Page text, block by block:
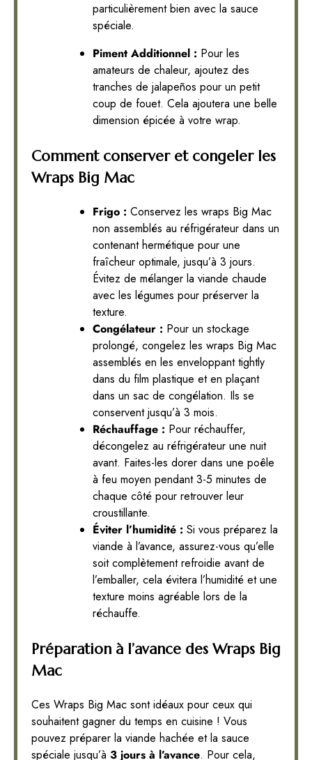
particulièrement bien avec la sauce
spéciale.
Piment Additionnel : Pour les
amateurs de chaleur, ajoutez des
tranches de jalapeños pour un petit
coup de fouet. Cela ajoutera une belle
dimension épicée à votre wrap.
Comment conserver et congeler les
Wraps Big Mac
Frigo : Conservez les wraps Big Mac
non assemblés au réfrigérateur dans un
contenant hermétique pour une
fraîcheur optimale, jusqu’à 3 jours.
Évitez de mélanger la viande chaude
avec les légumes pour préserver la
texture.
Congélateur : Pour un stockage
prolongé, congelez les wraps Big Mac
assemblés en les enveloppant tightly
dans du film plastique et en plaçant
dans un sac de congélation. Ils se
conservent jusqu’à 3 mois.
Réchauffage : Pour réchauffer,
décongelez au réfrigérateur une nuit
avant. Faites-les dorer dans une poêle
à feu moyen pendant 3-5 minutes de
chaque côté pour retrouver leur
croustillante.
Éviter l’humidité : Si vous préparez la
viande à l’avance, assurez-vous qu’elle
soit complètement refroidie avant de
l’emballer, cela évitera l’humidité et une
texture moins agréable lors de la
réchauffe.
Préparation à l’avance des Wraps Big
Mac
Ces Wraps Big Mac sont idéaux pour ceux qui
souhaitent gagner du temps en cuisine ! Vous
pouvez préparer la viande hachée et la sauce
spéciale jusqu’à 3 jours à l’avance. Pour cela,